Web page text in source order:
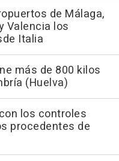
de Málaga,
Valencia los
Italia
más de 800 kilos
(Huelva)
los controles
procedentes de